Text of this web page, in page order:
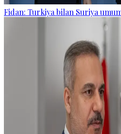
Fidan: Turkiya bilan Suriya